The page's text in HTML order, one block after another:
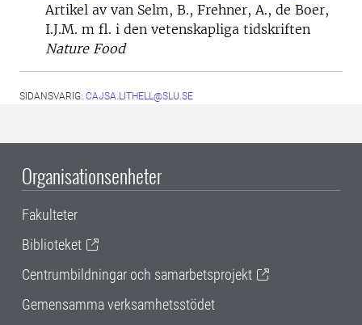
Artikel av van Selm, B., Frehner, A., de Boer,
I.J.M. m fl. i den vetenskapliga tidskriften
Nature Food
SIDANSVARIG: CAJSA.LITHELL@SLU.SE
Organisationsenheter
Fakulteter
Biblioteket
Centrumbildningar och samarbetsprojekt
Gemensamma verksamhetsstödet